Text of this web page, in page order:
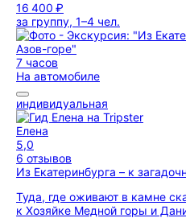
16 400 ₽
за группу, 1–4 чел.
7 часов
На автомобиле
индивидуальная
Елена
5,0
6 отзывов
Из Екатеринбурга – к
Туда, где оживают в камне
к Хозяйке Медной горы и